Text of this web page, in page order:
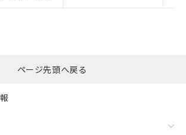
ページ先頭へ戻る